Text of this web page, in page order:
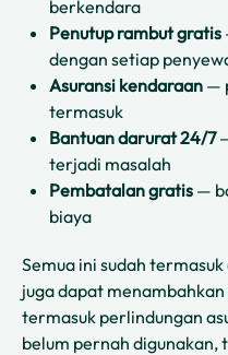
berkendara
Penutup rambut gratis
dengan setiap
Asuransi kendaraan —
termasuk
Bantuan darurat 24/7
terjadi masalah
Pembatalan gratis —
biaya
Semua ini sudah
juga dapat
termasuk perlindungan
belum pernah digunakan,